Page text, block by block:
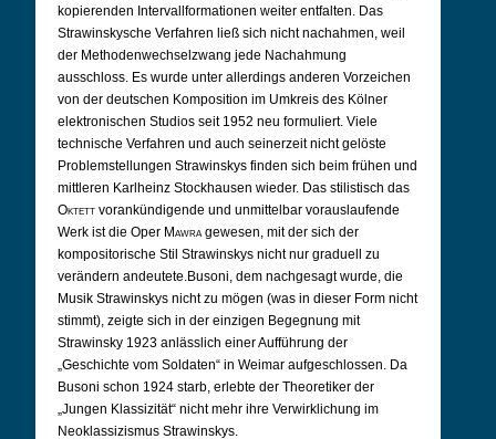
kopierenden Intervallformationen weiter entfalten. Das
Strawinskysche Verfahren ließ sich nicht nachahmen, weil
der Methodenwechselzwang jede Nachahmung
ausschloss. Es wurde unter allerdings anderen Vorzeichen
von der deutschen Komposition im Umkreis des Kölner
elektronischen Studios seit 1952 neu formuliert. Viele
technische Verfahren und auch seinerzeit nicht gelöste
Problemstellungen Strawinskys finden sich beim frühen und
mittleren Karlheinz Stockhausen wieder. Das stilistisch das
Oktett vorankündigende und unmittelbar vorauslaufende
Werk ist die Oper Mawragewesen, mit der sich der
kompositorische Stil Strawinskys nicht nur graduell zu
verändern andeutete.Busoni, dem nachgesagt wurde, die
Musik Strawinskys nicht zu mögen (was in dieser Form nicht
stimmt), zeigte sich in der einzigen Begegnung mit
Strawinsky 1923 anlässlich einer Aufführung der
„Geschichte vom Soldaten“ in Weimar aufgeschlossen. Da
Busoni schon 1924 starb, erlebte der Theoretiker der
„Jungen Klassizität“ nicht mehr ihre Verwirklichung im
Neoklassizismus Strawinskys.